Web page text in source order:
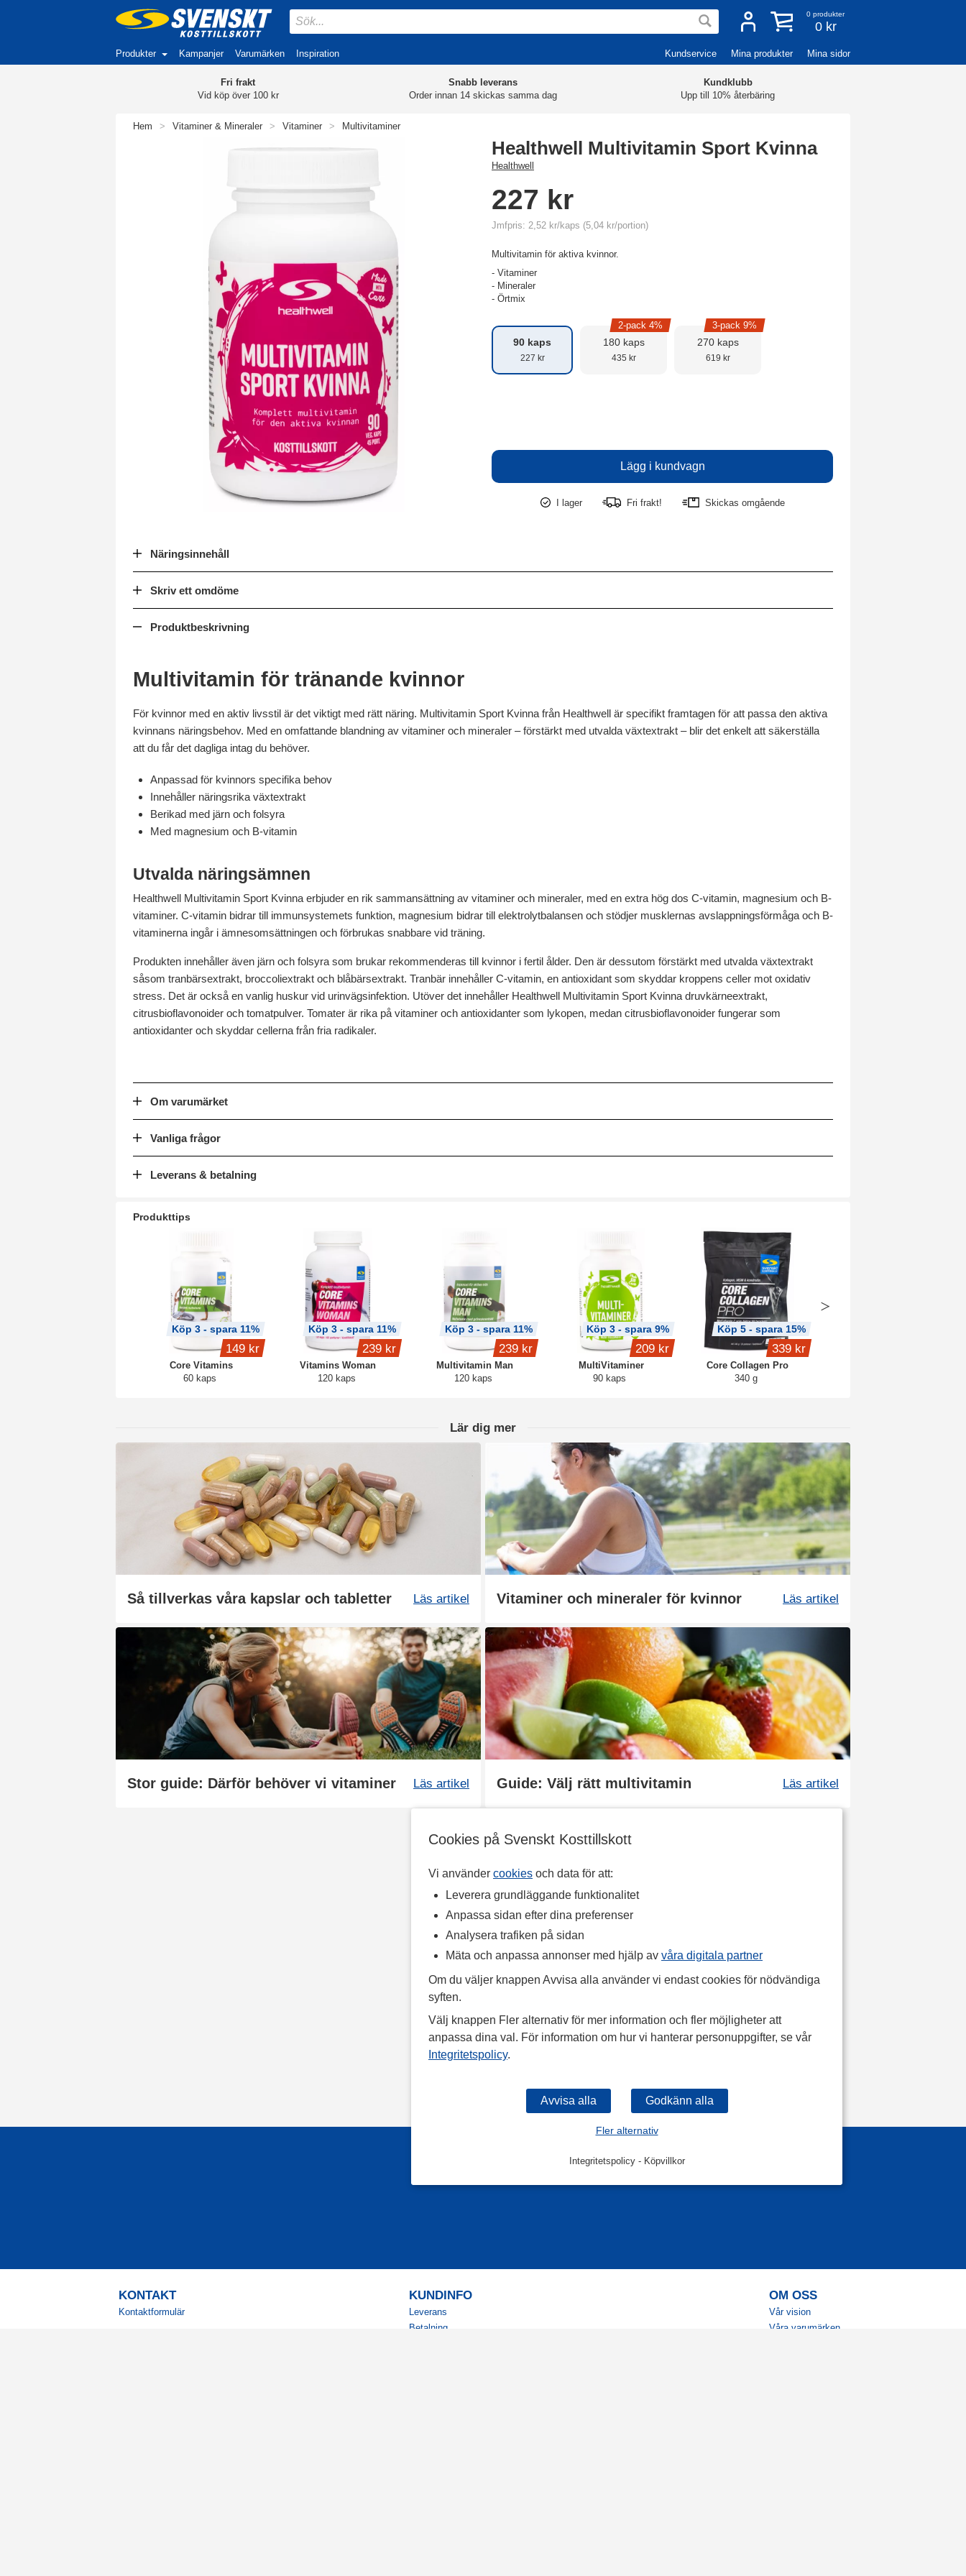
Cookies på Svenskt Kosttillskott
Vi använder cookies och data för att:
Leverera grundläggande funktionalitet
Anpassa sidan efter dina preferenser
Analysera trafiken på sidan
Mäta och anpassa annonser med hjälp av våra digitala partner
Om du väljer knappen Avvisa alla använder vi endast cookies för nödvändiga
syften.
Välj knappen Fler alternativ för mer information och fler möjligheter att
anpassa dina val. För information om hur vi hanterar personuppgifter, se vår
Integritetspolicy.
Fler alternativ
Integritetspolicy- Köpvillkor
0 produkter
0 kr
Produkter Kampanjer Varumärken Inspiration Kundservice Mina produkter Mina sidor
Fri frakt
Vid köp över 100 kr
Snabb leverans
Order innan 14 skickas samma dag
Kundklubb
Upp till 10% återbäring
Hem > Vitaminer & Mineraler > Vitaminer > Multivitaminer
Healthwell Multivitamin Sport Kvinna
Healthwell
227 kr
Jmfpris: 2,52 kr/kaps (5,04 kr/portion)
Multivitamin för aktiva kvinnor.
- Vitaminer
- Mineraler
- Örtmix
90 kaps
227 kr
180 kaps
435 kr
2-pack 4%
270 kaps
619 kr
3-pack 9%
I lager Fri frakt! Skickas omgående
Näringsinnehåll
Skriv ett omdöme
Produktbeskrivning
Multivitamin för tränande kvinnor
För kvinnor med en aktiv livsstil är det viktigt med rätt näring. Multivitamin Sport Kvinna från Healthwell är specifikt framtagen för att passa den aktiva
kvinnans näringsbehov. Med en omfattande blandning av vitaminer och mineraler – förstärkt med utvalda växtextrakt – blir det enkelt att säkerställa
att du får det dagliga intag du behöver.
Anpassad för kvinnors specifika behov
Innehåller näringsrika växtextrakt
Berikad med järn och folsyra
Med magnesium och B-vitamin
Utvalda näringsämnen
Healthwell Multivitamin Sport Kvinna erbjuder en rik sammansättning av vitaminer och mineraler, med en extra hög dos C-vitamin, magnesium och B-
vitaminer. C-vitamin bidrar till immunsystemets funktion, magnesium bidrar till elektrolytbalansen och stödjer musklernas avslappningsförmåga och B-
vitaminerna ingår i ämnesomsättningen och förbrukas snabbare vid träning.
Produkten innehåller även järn och folsyra som brukar rekommenderas till kvinnor i fertil ålder. Den är dessutom förstärkt med utvalda växtextrakt
såsom tranbärsextrakt, broccoliextrakt och blåbärsextrakt. Tranbär innehåller C-vitamin, en antioxidant som skyddar kroppens celler mot oxidativ
stress. Det är också en vanlig huskur vid urinvägsinfektion. Utöver det innehåller Healthwell Multivitamin Sport Kvinna druvkärneextrakt,
citrusbioflavonoider och tomatpulver. Tomater är rika på vitaminer och antioxidanter som lykopen, medan citrusbioflavonoider fungerar som
antioxidanter och skyddar cellerna från fria radikaler.
Om varumärket
Vanliga frågor
Leverans & betalning
Produkttips
Core Vitamins
60 kaps
Köp 3 - spara 11%
149 kr
Vitamins Woman
120 kaps
Köp 3 - spara 11%
239 kr
Multivitamin Man
120 kaps
Köp 3 - spara 11%
239 kr
MultiVitaminer
90 kaps
Köp 3 - spara 9%
209 kr
Core Collagen Pro
340 g
Köp 5 - spara 15%
339 kr
Lär dig mer
Så tillverkas våra kapslar och tabletter Läs artikel Vitaminer och mineraler för kvinnor Läs artikel
Stor guide: Därför behöver vi vitaminer Läs artikel Guide: Välj rätt multivitamin Läs artikel
KONTAKT
Kontaktformulär
KUNDINFO
Leverans
Betalning
OM OSS
Vår vision
Våra varumärken